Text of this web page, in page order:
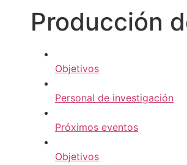
Producción
Objetivos
Personal de investigación
Próximos eventos
Objetivos